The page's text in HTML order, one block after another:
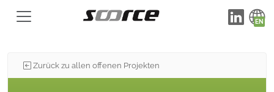
Zurück zu allen offenen Projekten